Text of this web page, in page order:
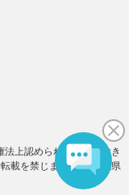
法上認められた場合を除き
載を禁じます。(C)群馬県